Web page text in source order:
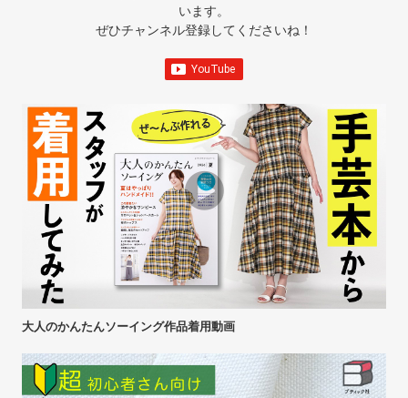
います。
ぜひチャンネル登録してくださいね！
大人のかんたんソーイング作品着用動画